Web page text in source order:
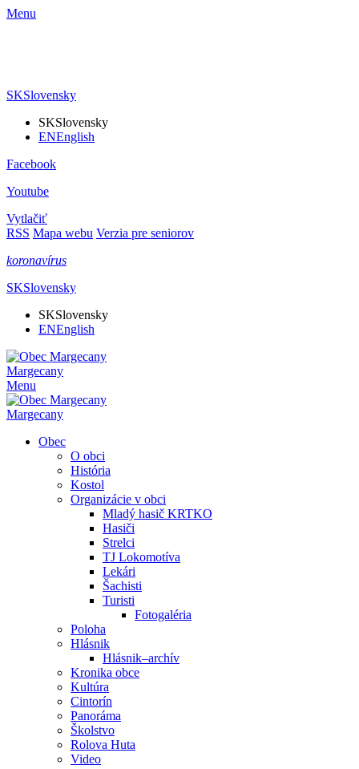
Menu
SKSlovensky
SKSlovensky
ENEnglish
Facebook
Youtube
Vytlačiť
RSS Mapa webu Verzia pre seniorov
koronavírus
SKSlovensky
SKSlovensky
ENEnglish
Margecany
Menu
Margecany
Obec
O obci
História
Kostol
Organizácie v obci
Mladý hasič KRTKO
Hasiči
Strelci
TJ Lokomotíva
Lekári
Šachisti
Turisti
Fotogaléria
Poloha
Hlásnik
Hlásnik–archív
Kronika obce
Kultúra
Cintorín
Panoráma
Školstvo
Rolova Huta
Video